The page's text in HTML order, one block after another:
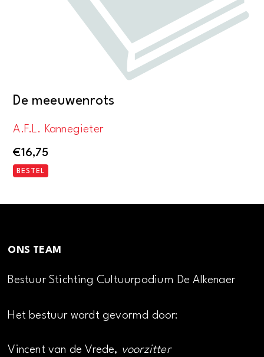
De meeuwenrots
A.F.L. Kannegieter
€16,75
BESTEL
ONS TEAM
Bestuur Stichting Cultuurpodium De Alkenaer
Het bestuur wordt gevormd door:
Vincent van de Vrede, voorzitter